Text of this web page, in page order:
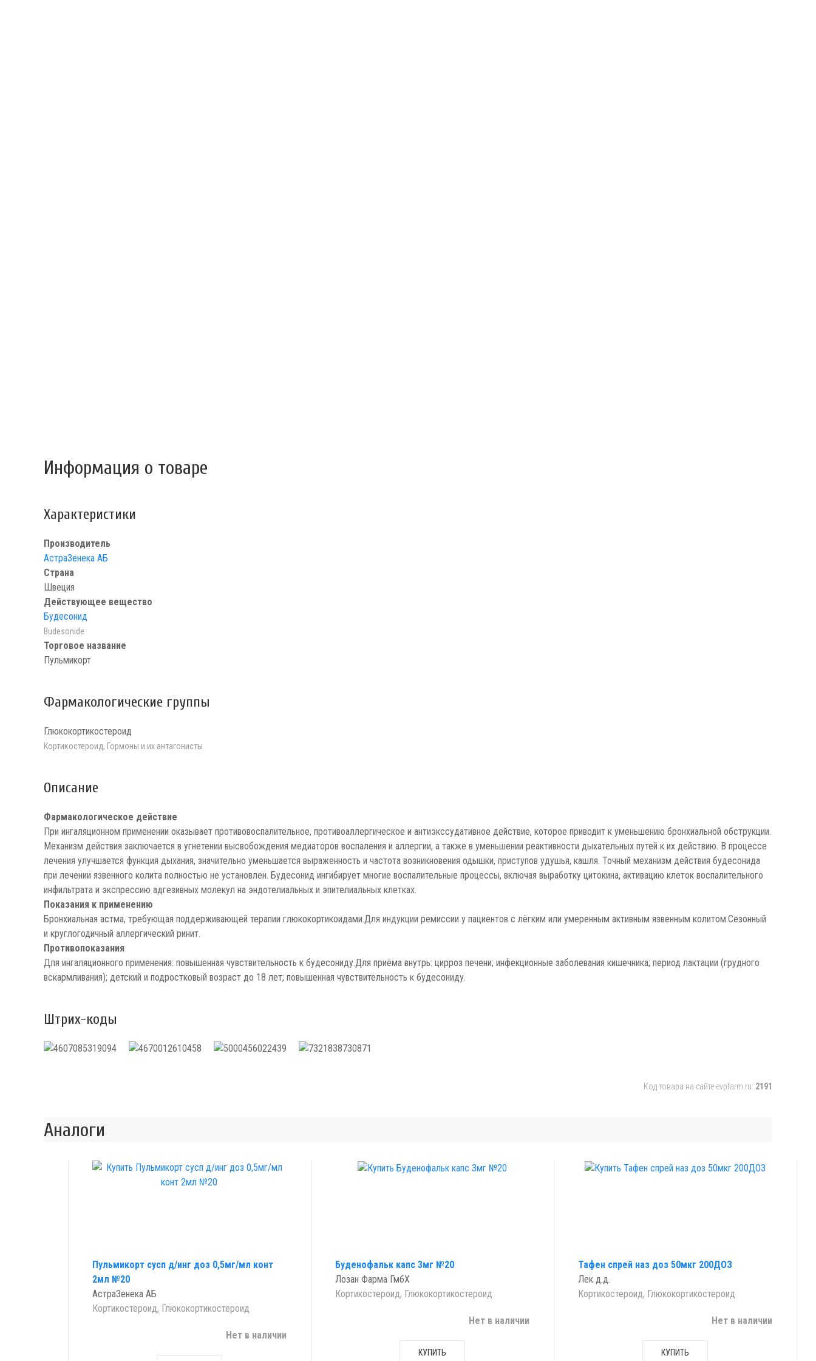
Информация о товаре
Характеристики
Производитель
АстраЗенека АБ
Страна
Швеция
Действующее вещество
Будесонид
Budesonide
Торговое название
Пульмикорт
Фармакологические группы
Глюкокортикостероид
Кортикостероид, Гормоны и их антагонисты
Описание
Фармакологическое действие
При ингаляционном применении оказывает противовоспалительное, противоаллергическое и антиэкссудативное действие, которое приводит к уменьшению бронхиальной обструкции.
Механизм действия заключается в угнетении высвобождения медиаторов воспаления и аллергии, а также в уменьшении реактивности дыхательных путей к их действию. В процессе
лечения улучшается функция дыхания, значительно уменьшается выраженность и частота возникновения одышки, приступов удушья, кашля. Точный механизм действия будесонида
при лечении язвенного колита полностью не установлен. Будесонид ингибирует многие воспалительные процессы, включая выработку цитокина, активацию клеток воспалительного
инфильтрата и экспрессию адгезивных молекул на эндотелиальных и эпителиальных клетках.
Показания к применению
Бронхиальная астма, требующая поддерживающей терапии глюкокортикоидами.Для индукции ремиссии у пациентов с лёгким или умеренным активным язвенным колитом.Сезонный
и круглогодичный аллергический ринит.
Противопоказания
Для ингаляционного применения: повышенная чувствительность к будесониду.Для приёма внутрь: цирроз печени; инфекционные заболевания кишечника; период лактации (грудного
вскармливания); детский и подростковый возраст до 18 лет; повышенная чувствительность к будесониду.
Штрих-коды
Код товара на сайте evpfarm.ru: 2191
Аналоги
Пульмикорт сусп д/инг доз 0,5мг/мл конт
2мл №20
АстраЗенека АБ
Кортикостероид, Глюкокортикостероид
Нет в наличии
Буденофальк капс 3мг №20
Лозан Фарма ГмбХ
Кортикостероид, Глюкокортикостероид
Нет в наличии
КУПИТЬ
Тафен спрей наз доз 50мкг 200ДОЗ
Лек д.д.
Кортикостероид, Глюкокортикостероид
Нет в наличии
КУПИТЬ